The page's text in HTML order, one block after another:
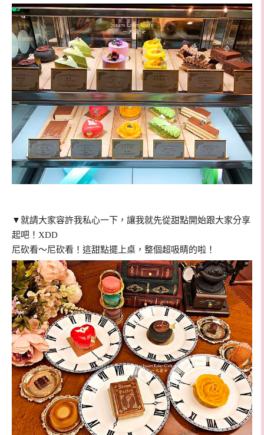
▼就請大家容許我私心一下，讓我就先從甜點開始跟大家分享
起吧！XDD
尼砍看～尼砍看！這甜點擺上桌，整個超吸睛的啦！